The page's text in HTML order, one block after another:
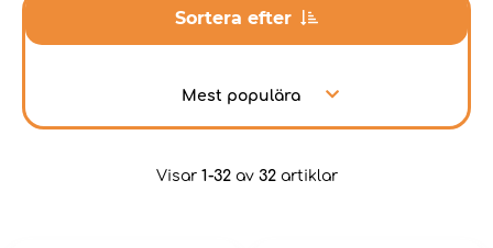
Sortera efter
Mest populära
Visar 1-32av 32artiklar